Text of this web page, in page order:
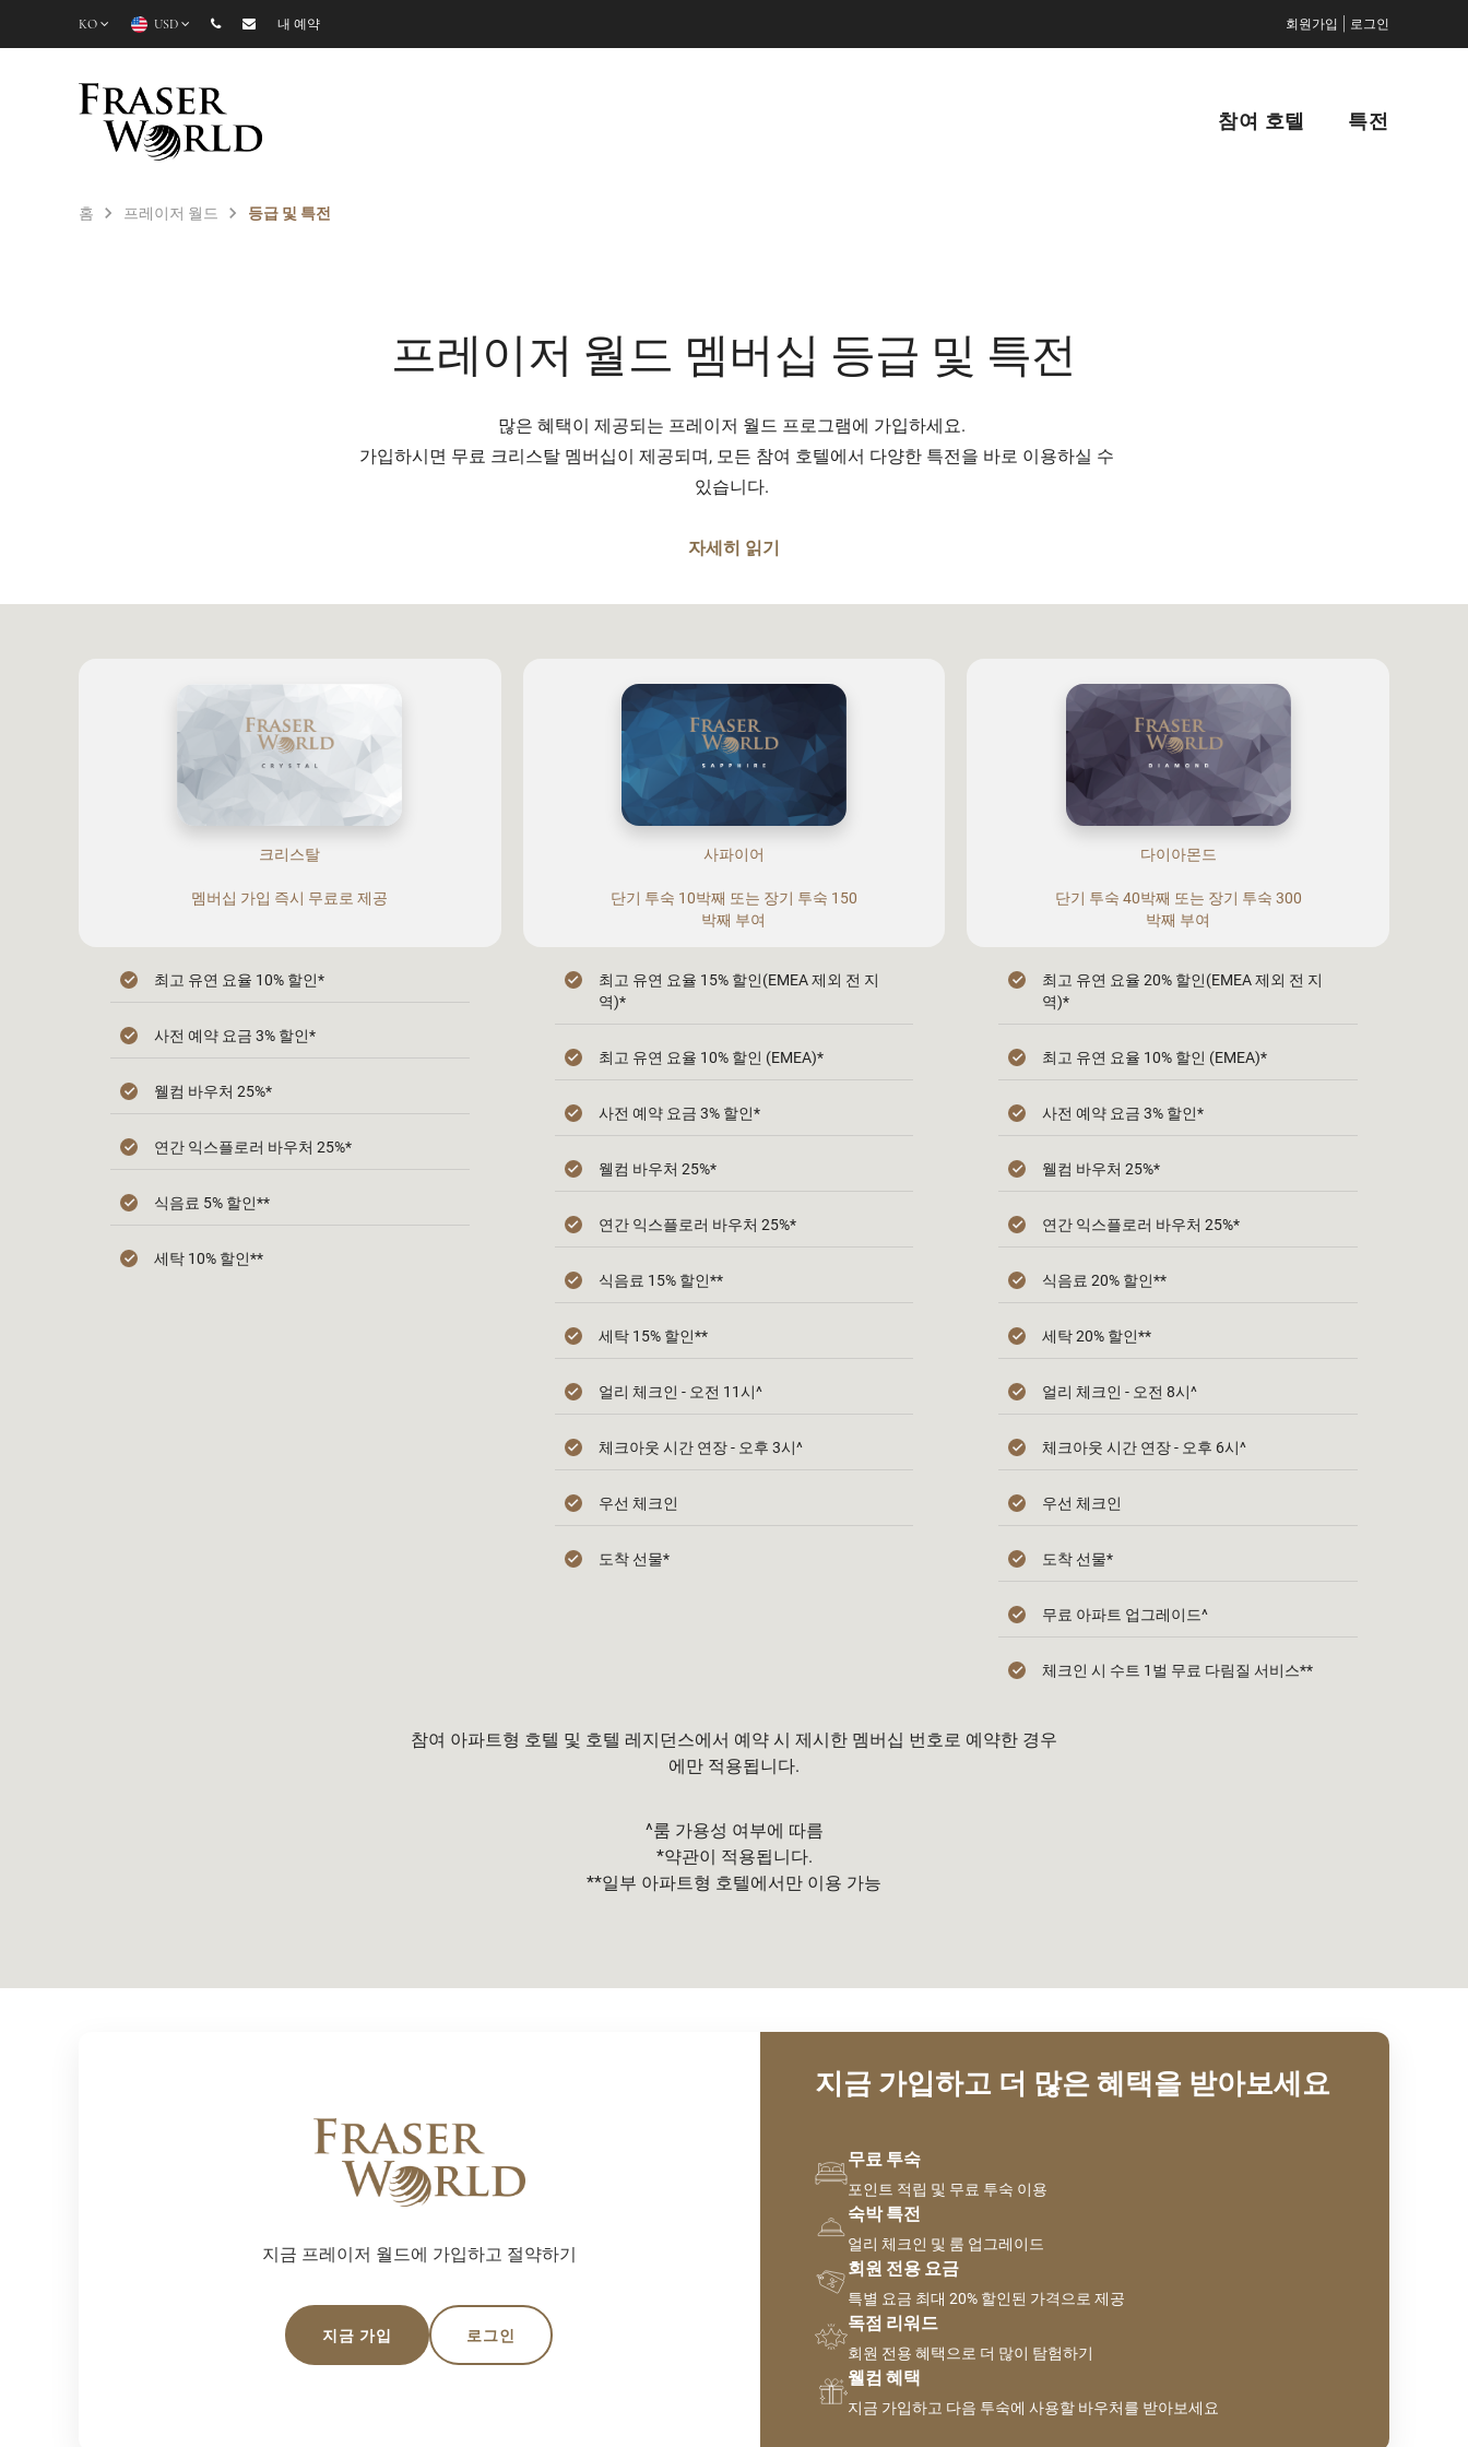
KO USD 내 예약 회원가입 로그인
참여 호텔 특전
홈 프레이저 월드 등급 및 특전
프레이저 월드 멤버십 등급 및 특전
많은 혜택이 제공되는 프레이저 월드 프로그램에 가입하세요.
가입하시면 무료 크리스탈 멤버십이 제공되며, 모든 참여 호텔에서 다양한 특전을 바로 이용하실 수
있습니다.
자세히 읽기
크리스탈
멤버십 가입 즉시 무료로 제공
최고 유연 요율 10% 할인*
사전 예약 요금 3% 할인*
웰컴 바우처 25%*
연간 익스플로러 바우처 25%*
식음료 5% 할인**
세탁 10% 할인**
사파이어
단기 투숙 10박째 또는 장기 투숙 150
박째 부여
최고 유연 요율 15% 할인(EMEA 제외 전 지
역)*
최고 유연 요율 10% 할인 (EMEA)*
사전 예약 요금 3% 할인*
웰컴 바우처 25%*
연간 익스플로러 바우처 25%*
식음료 15% 할인**
세탁 15% 할인**
얼리 체크인 - 오전 11시^
체크아웃 시간 연장 - 오후 3시^
우선 체크인
도착 선물*
다이아몬드
단기 투숙 40박째 또는 장기 투숙 300
박째 부여
최고 유연 요율 20% 할인(EMEA 제외 전 지
역)*
최고 유연 요율 10% 할인 (EMEA)*
사전 예약 요금 3% 할인*
웰컴 바우처 25%*
연간 익스플로러 바우처 25%*
식음료 20% 할인**
세탁 20% 할인**
얼리 체크인 - 오전 8시^
체크아웃 시간 연장 - 오후 6시^
우선 체크인
도착 선물*
무료 아파트 업그레이드^
체크인 시 수트 1벌 무료 다림질 서비스**
참여 아파트형 호텔 및 호텔 레지던스에서 예약 시 제시한 멤버십 번호로 예약한 경우
에만 적용됩니다.
^룸 가용성 여부에 따름
*약관이 적용됩니다.
**일부 아파트형 호텔에서만 이용 가능
지금 프레이저 월드에 가입하고 절약하기
지금 가입 로그인
지금 가입하고 더 많은 혜택을 받아보세요
무료 투숙
포인트 적립 및 무료 투숙 이용
숙박 특전
얼리 체크인 및 룸 업그레이드
회원 전용 요금
특별 요금 최대 20% 할인된 가격으로 제공
독점 리워드
회원 전용 혜택으로 더 많이 탐험하기
웰컴 혜택
지금 가입하고 다음 투숙에 사용할 바우처를 받아보세요